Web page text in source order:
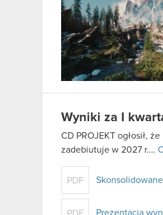
Wyniki za I
CD PROJEKT ogłosił,
zadebiutuje w 2027 r….
PDF
Prezentacja